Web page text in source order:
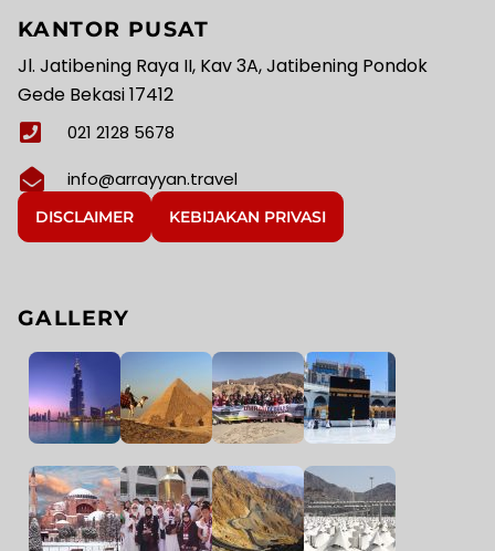
KANTOR PUSAT
Jl. Jatibening Raya II, Kav 3A, Jatibening Pondok
Gede Bekasi 17412
021 2128 5678
info@arrayyan.travel
DISCLAIMER KEBIJAKAN PRIVASI
GALLERY